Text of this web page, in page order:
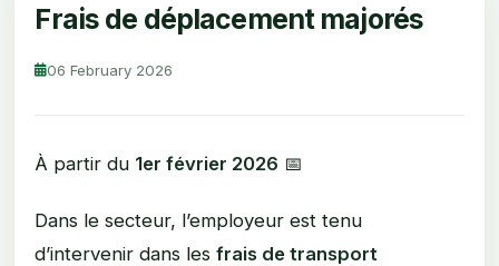
Frais de déplacement majorés
06 February 2026
À partir du 1er février 2026 📅
Dans le secteur, l’employeur est tenu
d’intervenir dans lesfrais de transport